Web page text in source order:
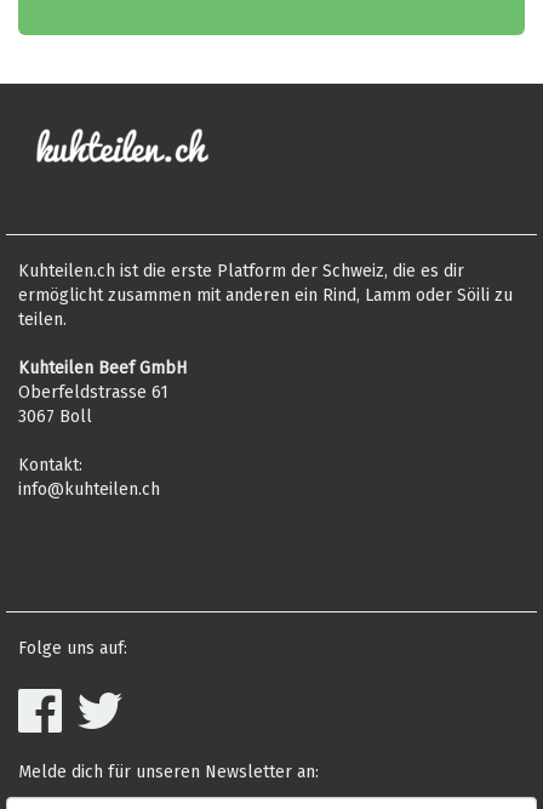
Kuhteilen.ch ist die erste Platform der Schweiz, die es dir
ermöglicht zusammen mit anderen ein Rind, Lamm oder Söili zu
teilen.
Kuhteilen Beef GmbH
Oberfeldstrasse 61
3067 Boll
Kontakt:
info@kuhteilen.ch
Folge uns auf:
Melde dich für unseren Newsletter an: